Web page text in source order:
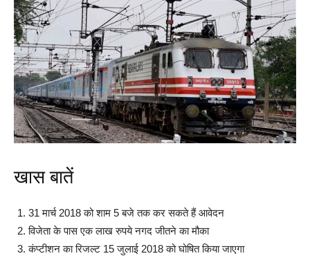
खास बातें
31 मार्च 2018 को शाम 5 बजे तक कर सकते हैं आवेदन
विजेता के पास एक लाख रुपये नगद जीतने का मौका
कंप्टीशन का रिजल्ट 15 जुलाई 2018 को घोषित किया जाएगा